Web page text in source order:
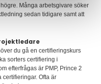
Många arbetsgivare söker
sedan tidigare samt att
du gå en certifieringskurs
sorters certifiering i
efterfrågas är PMP, Prince 2
certifieringar. Ofta är